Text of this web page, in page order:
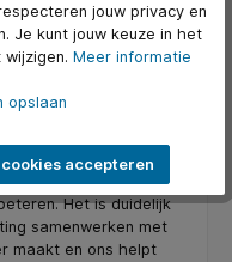
partners. Het
ons waardevolle
waarop wij onze
Het is duidelijk
samenwerken met
maakt en ons helpt
jouw privacy en
Je kunt jouw keuze in het
Meer informatie
opslaan
accepteren